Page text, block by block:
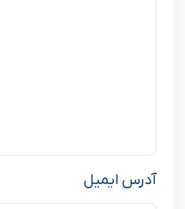
آدرس ایمیل